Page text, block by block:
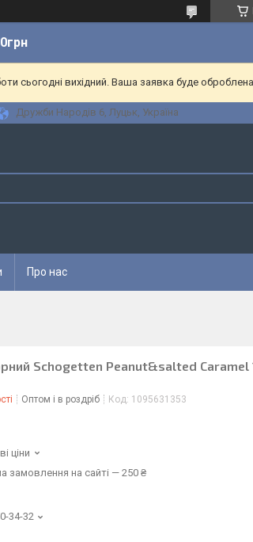
сьогодні вихідний. Ваша заявка буде
Дружби Народів 6, Луцьк, Україна
Про нас
Schogetten Peanut&salted Caramel
Оптом і в роздріб Код: 1095631353
ціни
замовлення на сайті — 250 ₴
34-32